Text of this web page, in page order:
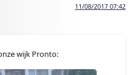
11/08/2017 07:42
wijk Pronto: